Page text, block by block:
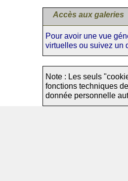
Accès aux galeries
Pour avoir une vue
virtuelles ou suivez un
Note : Les seuls
fonctions techniques
donnée personnelle